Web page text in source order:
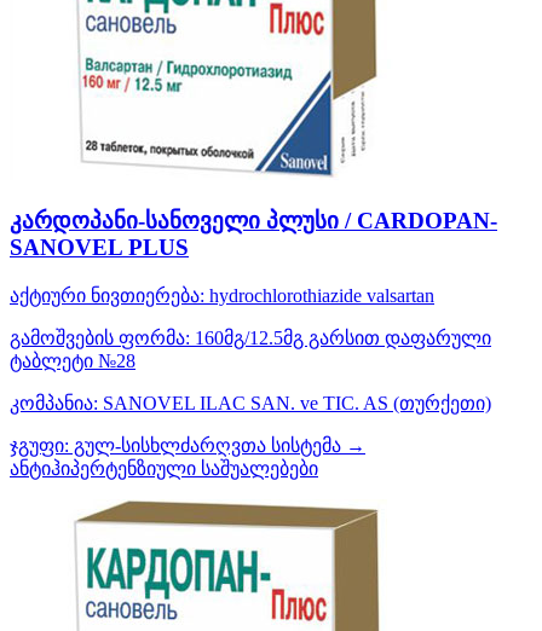
კარდოპანი-სანოველი პლუსი / CARDOPAN-
SANOVEL PLUS
აქტიური ნივთიერება: hydrochlorothiazide valsartan
გამოშვების ფორმა: 160მგ/12.5მგ გარსით დაფარული
ტაბლეტი №28
კომპანია: SANOVEL ILAC SAN. ve TIC. AS (თურქეთი)
ჯგუფი: გულ-სისხლძარღვთა სისტემა →
ანტიჰიპერტენზიული საშუალებები